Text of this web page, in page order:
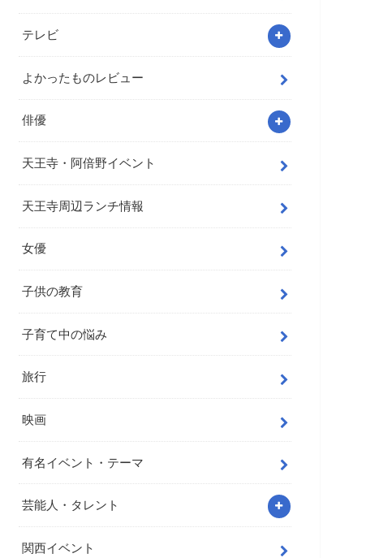
テレビ
よかったものレビュー
俳優
天王寺・阿倍野イベント
天王寺周辺ランチ情報
女優
子供の教育
子育て中の悩み
旅行
映画
有名イベント・テーマ
芸能人・タレント
関西イベント